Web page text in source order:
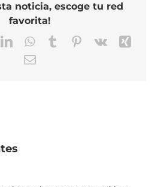
noticia, escoge tu red
favorita!
LinkedInWhatsApp
TumblrPinterest
Vk
Correo